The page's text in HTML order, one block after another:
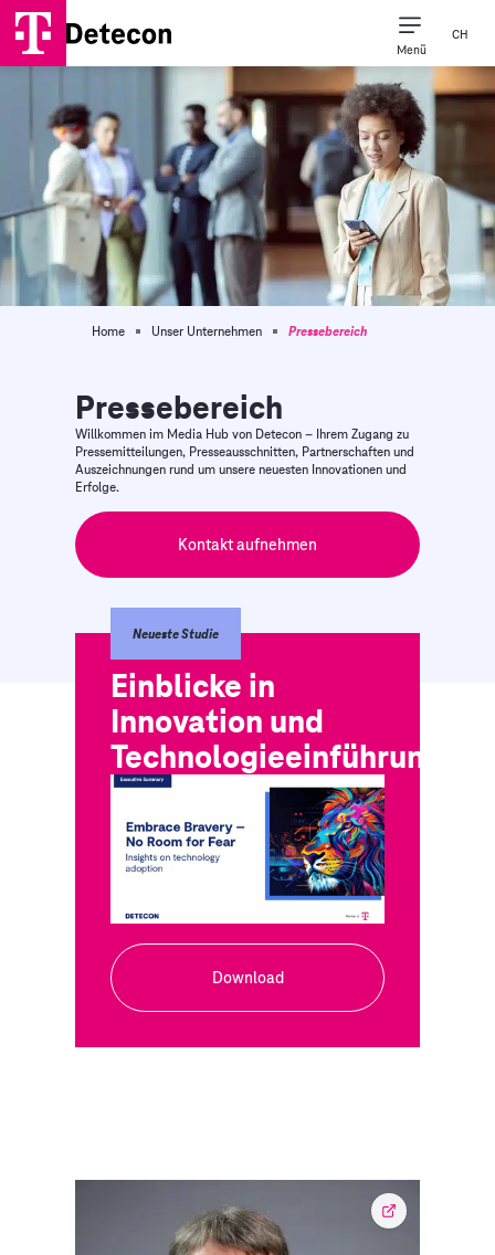
Menü
CH
Home Unser Unternehmen Pressebereich
Pressebereich
Willkommen im Media Hub von Detecon – Ihrem Zugang zu
Pressemitteilungen, Presseausschnitten, Partnerschaften und
Auszeichnungen rund um unsere neuesten Innovationen und
Erfolge.
Kontakt aufnehmen
Neueste Studie
Einblicke in
Innovation und
Technologieeinführung
Download